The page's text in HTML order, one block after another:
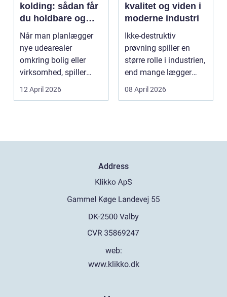
kolding: sådan får
du holdbare og
flotte udearealer
Når man planlægger
nye udearealer
omkring bolig eller
virksomhed, spiller
belægningen en helt
centra...
12 April 2026
kvalitet og viden i
moderne industri
Ikke-destruktiv
prøvning spiller en
større rolle i industrien,
end mange lægger
mærke til i hverdage...
08 April 2026
Address
web:
www.klikko.dk